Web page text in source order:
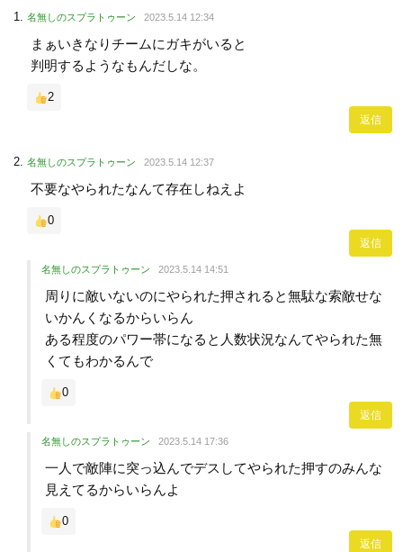
名無しのスプラトゥーン 2023.5.14 12:34
まぁいきなりチームにガキがいると
判明するようなもんだしな。
2
返信
名無しのスプラトゥーン 2023.5.14 12:37
不要なやられたなんて存在しねえよ
0
返信
名無しのスプラトゥーン 2023.5.14 14:51
周りに敵いないのにやられた押されると無駄な索敵せな
いかんくなるからいらん
ある程度のパワー帯になると人数状況なんてやられた無
くてもわかるんで
0
返信
名無しのスプラトゥーン 2023.5.14 17:36
一人で敵陣に突っ込んでデスしてやられた押すのみんな
見えてるからいらんよ
0
返信